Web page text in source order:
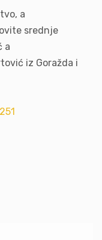
a
srednje
a
iz Goražda i